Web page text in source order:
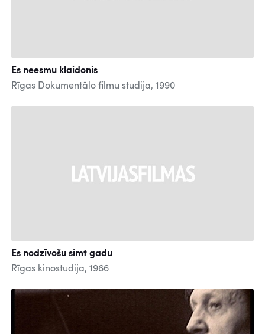
Es neesmu klaidonis
Rīgas Dokumentālo filmu studija, 1990
Es nodzīvošu simt gadu
Rīgas kinostudija, 1966